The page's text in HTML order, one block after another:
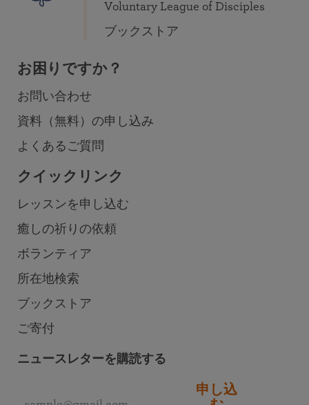
Voluntary League of Disciples
ブックストア
お困りですか？
お問い合わせ
資料（無料）の申し込み
よくあるご質問
クイックリンク
レッスンを申し込む
癒しの祈りの依頼
ボランティア
所在地検索
ブックストア
ご寄付
ニュースレターを購読する
申し込